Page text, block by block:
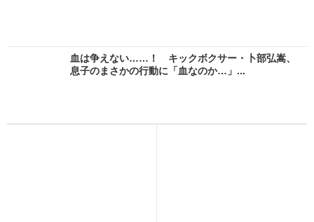
血は争えない……！ キックボクサー・卜部弘嵩、
息子のまさかの行動に「血なのか…」...